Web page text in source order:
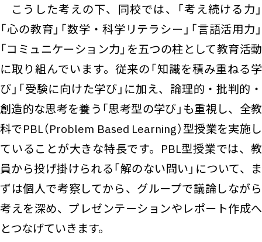
こうした考えの下、同校では、「考え続ける力」
「心の教育」「数学・科学リテラシー」「言語活用力」
「コミュニケーション力」を五つの柱として教育活動
に取り組んでいます。従来の「知識を積み重ねる学
び」「受験に向けた学び」に加え、論理的・批判的・
創造的な思考を養う「思考型の学び」も重視し、全教
科でPBL（Problem Based Learning）型授業を実施し
ていることが大きな特長です。PBL型授業では、教
員から投げ掛けられる「解のない問い」について、ま
ずは個人で考察してから、グループで議論しながら
考えを深め、プレゼンテーションやレポート作成へ
とつなげていきます。